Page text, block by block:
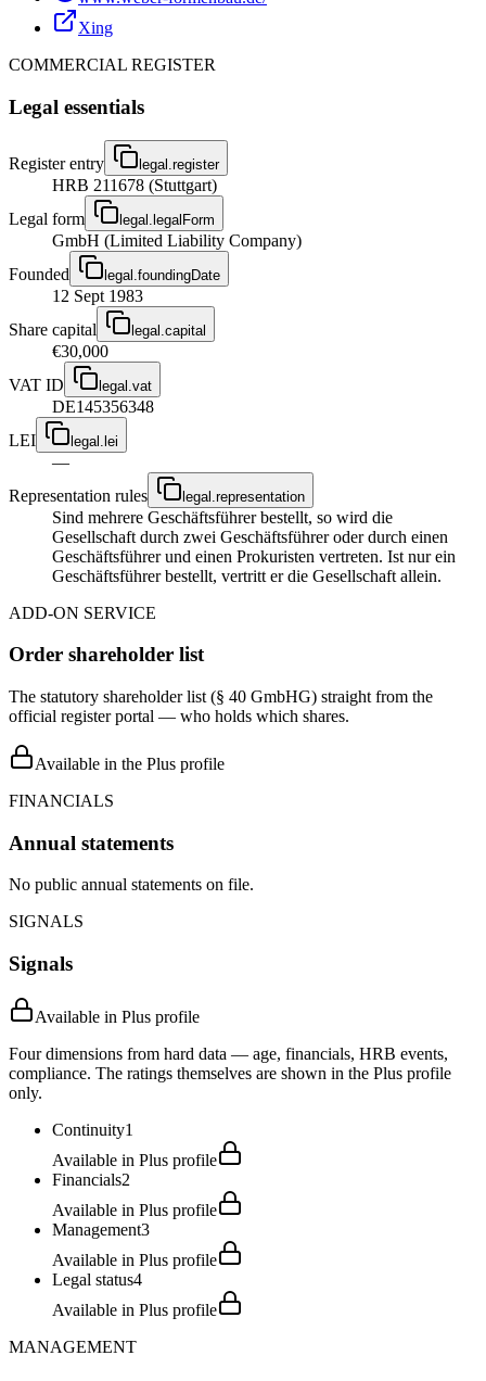
Xing
COMMERCIAL REGISTER
Legal essentials
Register entry legal.register
HRB 211678 (Stuttgart)
Legal form
legal.legalForm
GmbH (Limited Liability Company)
Founded
legal.foundingDate
12 Sept 1983
Share capital
legal.capital
€30,000
VAT ID
legal.vat
DE145356348
LEI
legal.lei
—
Representation rules
legal.representation
Sind mehrere Geschäftsführer bestellt, so wird die
Gesellschaft durch zwei Geschäftsführer oder durch einen
Geschäftsführer und einen Prokuristen vertreten. Ist nur ein
Geschäftsführer bestellt, vertritt er die Gesellschaft allein.
ADD-ON SERVICE
Order shareholder list
The statutory shareholder list (§ 40 GmbHG) straight from the
official register portal — who holds which shares.
Available in the Plus profile
FINANCIALS
Annual statements
No public annual statements on file.
SIGNALS
Signals
Available in Plus profile
Four dimensions from hard data — age, financials, HRB events,
compliance. The ratings themselves are shown in the Plus profile
only.
Continuity1
Available in Plus profile
Financials2
Available in Plus profile
Management3
Available in Plus profile
Legal status4
Available in Plus profile
MANAGEMENT